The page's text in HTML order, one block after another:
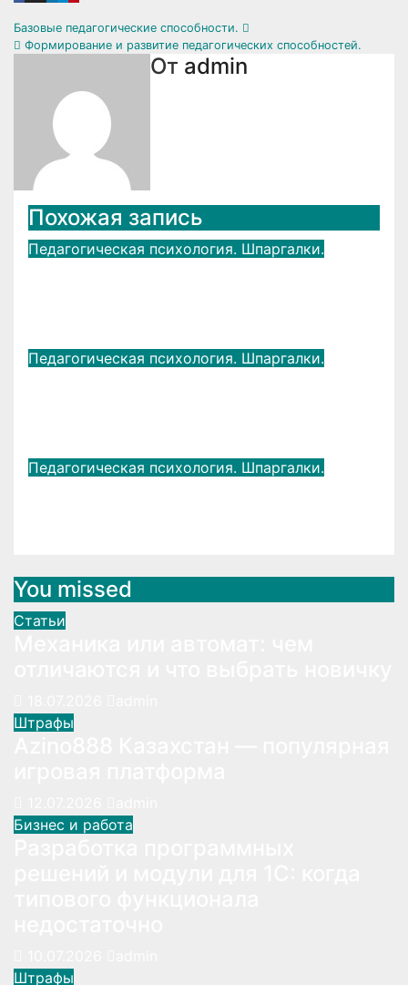
Навигация
записям
Базовые педагогические способности.
Формирование и развитие педагогических способностей.
От admin
Похожая запись
Педагогическая психология. Шпаргалки.
Педагогическая психология. Шпаргалки.
Педагогическая психология. Шпаргалки.
You missed
Статьи
Штрафы
Бизнес и работа
Штрафы